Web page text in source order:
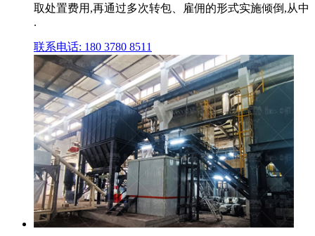
取处置费用,再通过多次转包、雇佣的形式实施倾倒,从中
.
联系电话: 180 3780 8511